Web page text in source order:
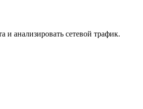
анализировать сетевой трафик.